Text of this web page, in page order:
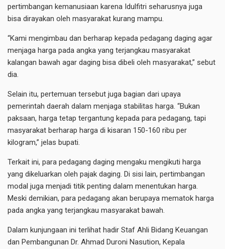
pertimbangan kemanusiaan karena Idulfitri seharusnya juga
bisa dirayakan oleh masyarakat kurang mampu.
“Kami mengimbau dan berharap kepada pedagang daging agar
menjaga harga pada angka yang terjangkau masyarakat
kalangan bawah agar daging bisa dibeli oleh masyarakat,” sebut
dia.
Selain itu, pertemuan tersebut juga bagian dari upaya
pemerintah daerah dalam menjaga stabilitas harga. “Bukan
paksaan, harga tetap tergantung kepada para pedagang, tapi
masyarakat berharap harga di kisaran 150-160 ribu per
kilogram,” jelas bupati.
Terkait ini, para pedagang daging mengaku mengikuti harga
yang dikeluarkan oleh pajak daging. Di sisi lain, pertimbangan
modal juga menjadi titik penting dalam menentukan harga.
Meski demikian, para pedagang akan berupaya mematok harga
pada angka yang terjangkau masyarakat bawah.
Dalam kunjungaan ini terlihat hadir Staf Ahli Bidang Keuangan
dan Pembangunan Dr. Ahmad Duroni Nasution, Kepala